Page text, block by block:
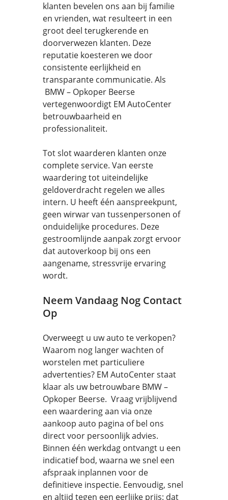
klanten bevelen ons aan bij familie
en vrienden, wat resulteert in een
groot deel terugkerende en
doorverwezen klanten. Deze
reputatie koesteren we door
consistente eerlijkheid en
transparante communicatie. Als
BMW – Opkoper Beerse
vertegenwoordigt EM AutoCenter
betrouwbaarheid en
professionaliteit.
Tot slot waarderen klanten onze
complete service. Van eerste
waardering tot uiteindelijke
geldoverdracht regelen we alles
intern. U heeft één aanspreekpunt,
geen wirwar van tussenpersonen of
onduidelijke procedures. Deze
gestroomlijnde aanpak zorgt ervoor
dat autoverkoop bij ons een
aangename, stressvrije ervaring
wordt.
Neem Vandaag Nog Contact
Op
Overweegt u uw auto te verkopen?
Waarom nog langer wachten of
worstelen met particuliere
advertenties? EM AutoCenter staat
klaar als uw betrouwbare BMW –
Opkoper Beerse. Vraag vrijblijvend
een waardering aan via onze
aankoop auto pagina of bel ons
direct voor persoonlijk advies.
Binnen één werkdag ontvangt u een
indicatief bod, waarna we snel een
afspraak inplannen voor de
definitieve inspectie. Eenvoudig, snel
en altijd tegen een eerlijke prijs: dat